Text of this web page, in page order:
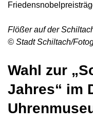
Flößer auf der
© Stadt Schiltach/
Wahl zur
Jahres“ im